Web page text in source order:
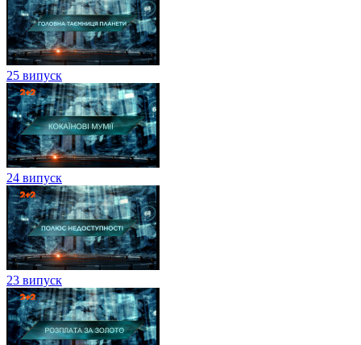
25 випуск
24 випуск
23 випуск